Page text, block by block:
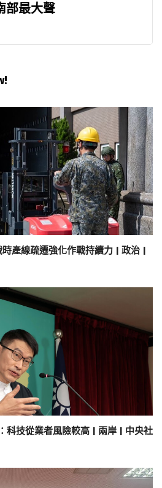
部最大聲
產線疏遷強化作戰持續力 | 政治 |
技從業者風險較高 | 兩岸 | 中央社